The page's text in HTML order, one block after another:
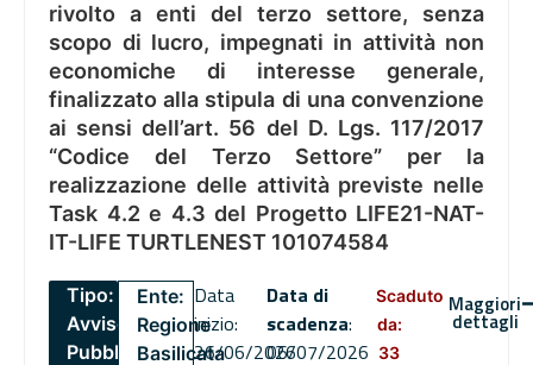
rivolto a enti del terzo settore, senza
scopo di lucro, impegnati in attività non
economiche di interesse generale,
finalizzato alla stipula di una convenzione
ai sensi dell’art. 56 del D. Lgs. 117/2017
“Codice del Terzo Settore” per la
realizzazione delle attività previste nelle
Task 4.2 e 4.3 del Progetto LIFE21-NAT-
IT-LIFE TURTLENEST 101074584
Tipo:
Avviso
Pubblico
Ente:
Regione
Basilicata
Data
inizio:
26/06/2026
Data di
scadenza:
06/07/2026
Scaduto
da:
33
Maggiori
dettagli